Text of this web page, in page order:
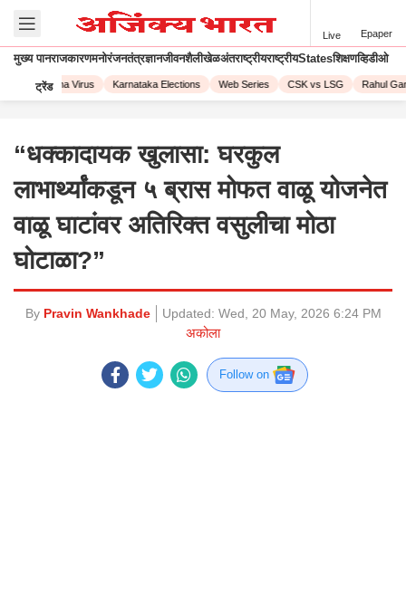
Live Epaper
मुख्य पानराजकारणमनोरंजनतंत्रज्ञानजीवनशैलीखेळअंतराष्ट्रीयराष्ट्रीयStatesशिक्षणव्हिडीओ
ट्रेंड
Corona Virus Karnataka Elections Web Series CSK vs LSG Rahul
“धक्कादायक खुलासा: घरकुल
लाभार्थ्यांकडून ५ ब्रास मोफत वाळू योजनेत
वाळू घाटांवर अतिरिक्त वसुलीचा मोठा
घोटाळा?”
By Pravin Wankhade Updated: Wed, 20 May, 2026 6:24 PM
अकोला
Follow on